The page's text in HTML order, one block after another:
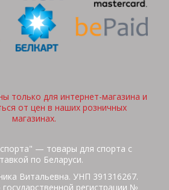
только для интернет-магазина и
от цен в наших розничных
магазинах.
— товары для спорта с
по Беларуси.
Витальевна. УНП 391316267.
регистрации №